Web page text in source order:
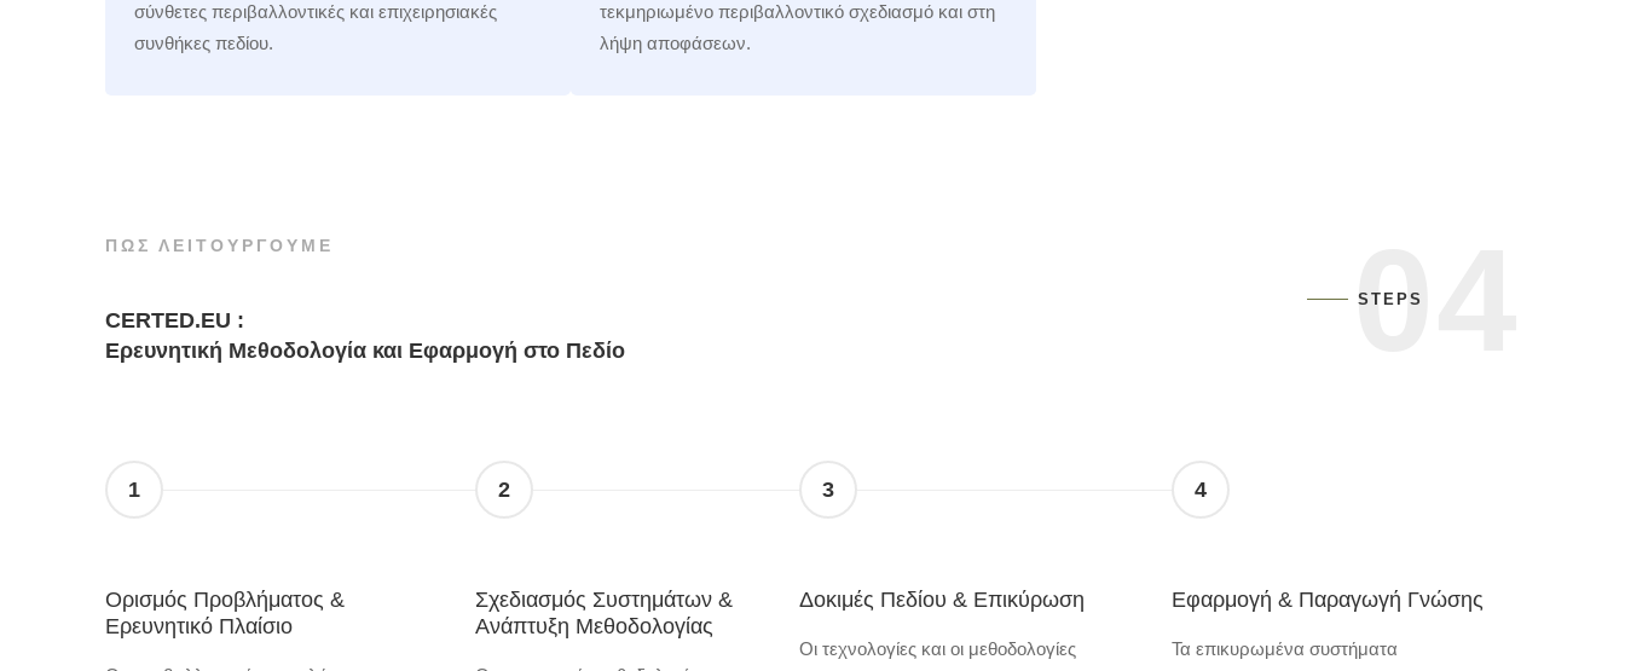
σύνθετες περιβαλλοντικές και επιχειρησιακές
συνθήκες πεδίου.
τεκμηριωμένο περιβαλλοντικό σχεδιασμό και στη
λήψη αποφάσεων.
ΠΩΣ ΛΕΙΤΟΥΡΓΟΥΜΕ
CERTED.EU :
Ερευνητική Μεθοδολογία και Εφαρμογή στο Πεδίο
04
STEPS
1
Ορισμός Προβλήματος &
Ερευνητικό Πλαίσιο
2
Σχεδιασμός Συστημάτων &
Ανάπτυξη Μεθοδολογίας
3
Δοκιμές Πεδίου & Επικύρωση
Οι τεχνολογίες και οι μεθοδολογίες
4
Εφαρμογή & Παραγωγή Γνώσης
Τα επικυρωμένα συστήματα